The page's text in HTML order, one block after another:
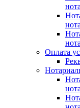
Оплата